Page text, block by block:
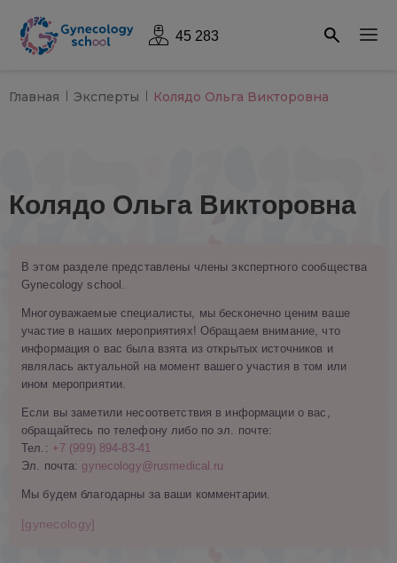
45 283
Главная Эксперты Колядо Ольга Викторовна
Колядо Ольга Викторовна
В этом разделе представлены члены экспертного сообщества
Gynecology school.
Многоуважаемые специалисты, мы бесконечно ценим ваше
участие в наших мероприятиях! Обращаем внимание, что
информация о вас была взята из открытых источников и
являлась актуальной на момент вашего участия в том или
ином мероприятии.
Если вы заметили несоответствия в информации о вас,
обращайтесь по телефону либо по эл. почте:
Тел.: +7 (999) 894-83-41
Эл. почта: gynecology@rusmedical.ru
Мы будем благодарны за ваши комментарии.
[gynecology]